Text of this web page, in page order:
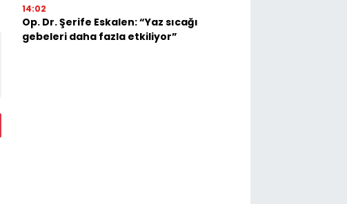
14:02
Op. Dr. Şerife Eskalen: “Yaz sıcağı
gebeleri daha fazla etkiliyor”